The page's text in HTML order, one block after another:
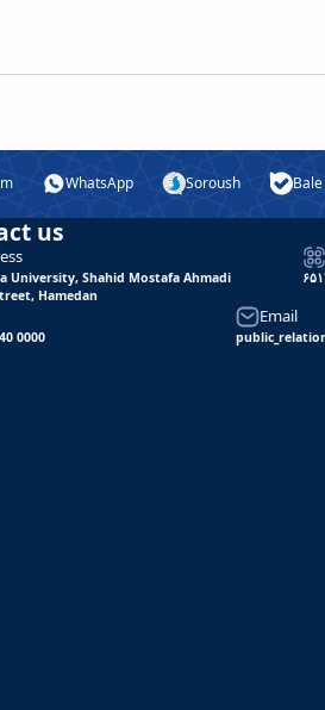
WhatsApp Soroush Bale
us
University, Shahid Mostafa Ahmadi
Hamedan
0000
Email